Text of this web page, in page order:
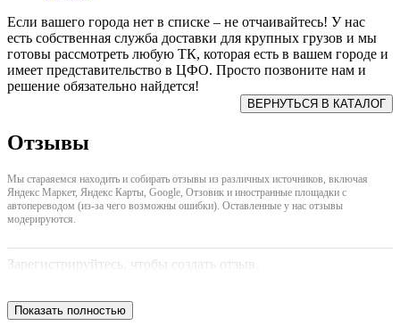
Если вашего города нет в списке – не отчаивайтесь! У нас
есть собственная служба доставки для крупных грузов и мы
готовы рассмотреть любую ТК, которая есть в вашем городе и
имеет представительство в ЦФО. Просто позвоните нам и
решение обязательно найдется!
Отзывы
Мы стараяемся находить и собирать отзывы из различных источников, включая
Яндекс Маркет, Яндекс Карты, Google, Отзовик и иностранные площадки с
автопереводом (из-за чего возможны ошибки). Оставленные у нас отзывы
модерируются.
Зарегистрируйтесь, чтобы создать отзыв.
Показать полностью